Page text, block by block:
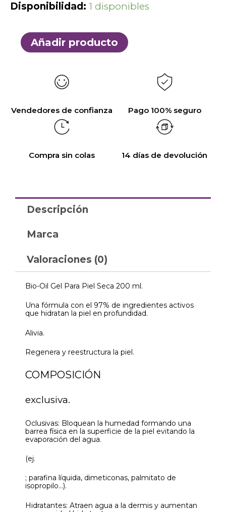
Disponibilidad: 1 disponibles
Añadir producto
Vendedores de confianza Pago 100% seguro
Compra sin colas 14 días de devolución
Descripción
Marca
Valoraciones (0)
Bio-Oil Gel Para Piel Seca 200 ml.
Una fórmula con el 97% de ingredientes activos
que hidratan la piel en profundidad.
Alivia.
Regenera y reestructura la piel.
COMPOSICIÓN
exclusiva.
Oclusivas: Bloquean la humedad formando una
barrea física en la superficie de la piel evitando la
evaporación del agua.
(ej.
; parafina líquida, dimeticonas, palmitato de
isopropilo…).
Hidratantes: Atraen agua a la dermis y aumentan